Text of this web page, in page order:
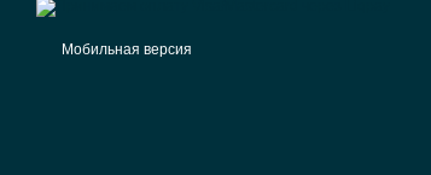
Мобильная версия